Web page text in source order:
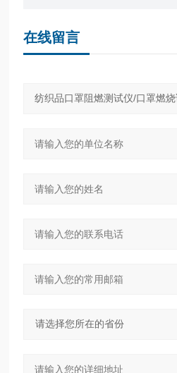
在线留言